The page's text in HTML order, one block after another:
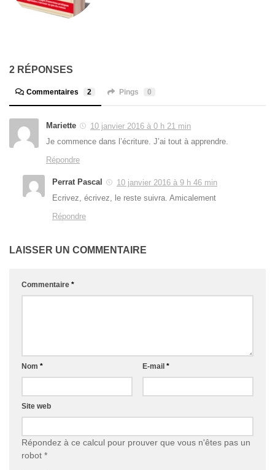
2 RÉPONSES
Commentaires 2 Pings 0
Mariette
10 janvier 2016 à 0 h 21 min
Je commence dans l’écriture. J’ai tout à apprendre.
Répondre
Perrat Pascal
10 janvier 2016 à 9 h 46 min
Ecrivez, écrivez, le reste suivra. Amicalement
Répondre
LAISSER UN COMMENTAIRE
Commentaire *
Nom * E-mail *
Site web
Répondez à ce calcul pour prouver que vous n'êtes pas un
robot *